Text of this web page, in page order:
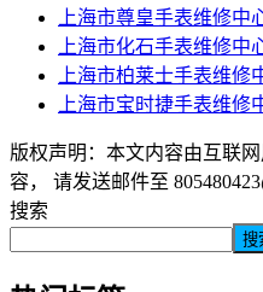
上海市尊皇手表维修中
上海市化石手表维修中
上海市柏莱士手表维修
上海市宝时捷手表维修
版权声明：本文内容由互联
容， 请发送邮件至
搜索
搜